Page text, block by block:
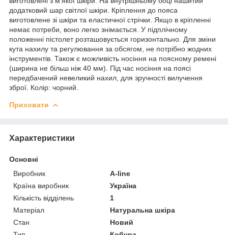
додатковий шар світлої шкіри. Кріплення до пояса
виготовлене зі шкіри та еластичної стрічки. Якщо в кріпленні
немає потреби, воно легко знімається. У підплічному
положенні пістолет розташовується горизонтально. Для зміни
кута нахилу та регулювання за обсягом, не потрібно жодних
інструментів. Також є можливість носіння на поясному ремені
(ширина не більш ніж 40 мм). Під час носіння на поясі
передбачений невеликий нахил, для зручності вилучення
зброї. Колір: чорний.
Приховати
Характеристики
Основні
Виробник
A-line
Країна виробник
Україна
Кількість відділень
1
Матеріал
Натуральна шкіра
Стан
Новий